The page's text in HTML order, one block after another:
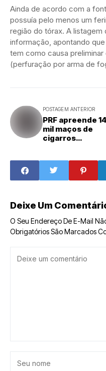
Ainda de acordo com a
possuía pelo menos um
região do tórax. A
informação, apontando
tem como causa preliminar
(perfuração por arma de
POSTAGEM ANTERIOR
PRF apreende
mil maços de
cigarros
BR-304 no RN
Deixe Um
O Seu Endereço De E-Mail
Obrigatórios São Marcados